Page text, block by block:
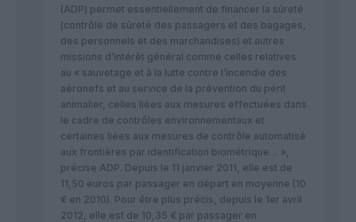
(ADP) permet essentiellement de financer la sûreté
(contrôle de sûreté des passagers et des bagages,
des personnels et des marchandises) et autres
missions d’intérêt général comme celles relatives
au « sauvetage et à la lutte contre l’incendie des
aéronefs et au service de la prévention du péril
animalier, celles liées aux mesures effectuées dans
le cadre de contrôles environnementaux et
certaines liées aux mesures de contrôle automatisé
aux frontières par identification biométrique… »,
précise ADP. Depuis le 11 janvier 2011, elle est de
11,50 euros par passager en départ en moyenne (10
€ en 2010). Pour être plus précis, depuis le 1er avril
2012, elle est de 10,35 € par passager en